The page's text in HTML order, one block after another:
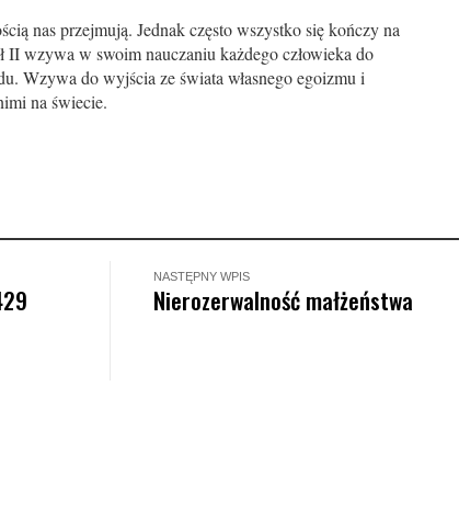
nas przejmują. Jednak często wszystko się kończy na
II wzywa w swoim nauczaniu każdego człowieka do
Wzywa do wyjścia ze świata własnego egoizmu i
na świecie.
NASTĘPNY WPIS
Nierozerwalność małżeństwa